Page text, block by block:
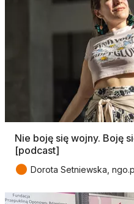
Nie boję się wojny. Boję
[podcast]
● Dorota Setniewska,